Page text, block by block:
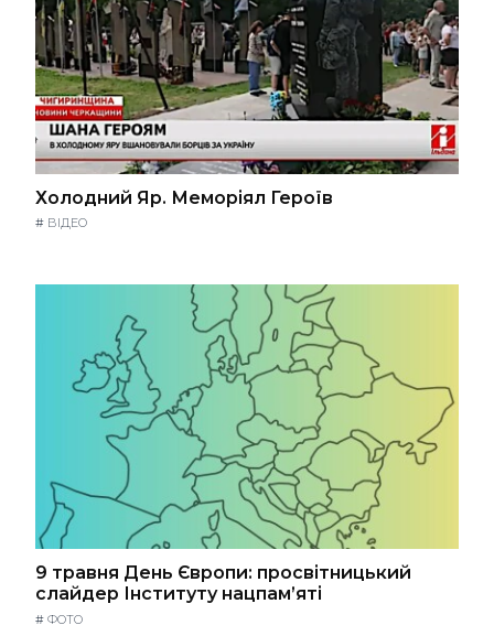
Холодний Яр. Меморіял Героїв
# ВІДЕО
9 травня День Європи: просвітницький
слайдер Інституту нацпам’яті
# ФОТО